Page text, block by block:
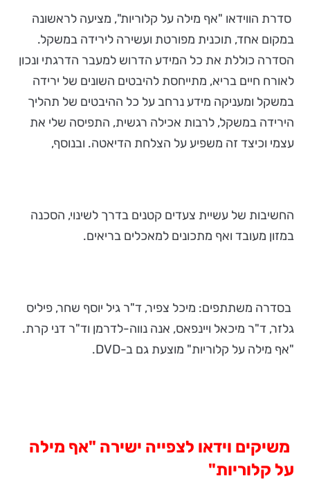
סדרת הווידאו "אף מילה על קלוריות", מציעה לראשונה
במקום אחד, תוכנית מפורטת ועשירה לירידה במשקל.
הסדרה כוללת את כל המידע הדרוש למעבר הדרגתי ונכון
לאורח חיים בריא, מתייחסת להיבטים השונים של ירידה
במשקל ומעניקה מידע נרחב על כל ההיבטים של תהליך
הירידה במשקל, לרבות אכילה רגשית, התפיסה שלי את
עצמי וכיצד זה משפיע על הצלחת הדיאטה. ובנוסף,
החשיבות של עשיית צעדים קטנים בדרך לשינוי, הסכנה
במזון מעובד ואף מתכונים למאכלים בריאים.
בסדרה משתתפים: מיכל צפיר, ד"ר גיל יוסף שחר, פיליס
גלזר, ד"ר מיכאל ויינפאס, אנה נווה-לדרמן וד"ר דני קרת.
"אף מילה על קלוריות" מוצעת גם ב-DVD.
משיקים וידאו לצפייה ישירה "אף מילה
על קלוריות"